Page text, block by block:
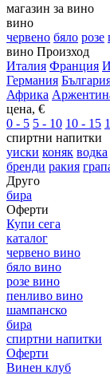
магазин за вино
вино
червено бяло розе
вино Произход
Италия Франция
Германия
Африка
цена, €
0 - 5 5 - 10 10 - 15
спиртни напитки
уиски коняк водка
бренди ракия
Друго
бира
Оферти
Купи сега
каталог
червено вино
бяло вино
розе вино
пенливо вино
шампанско
бира
спиртни напитки
Оферти
Винен клуб